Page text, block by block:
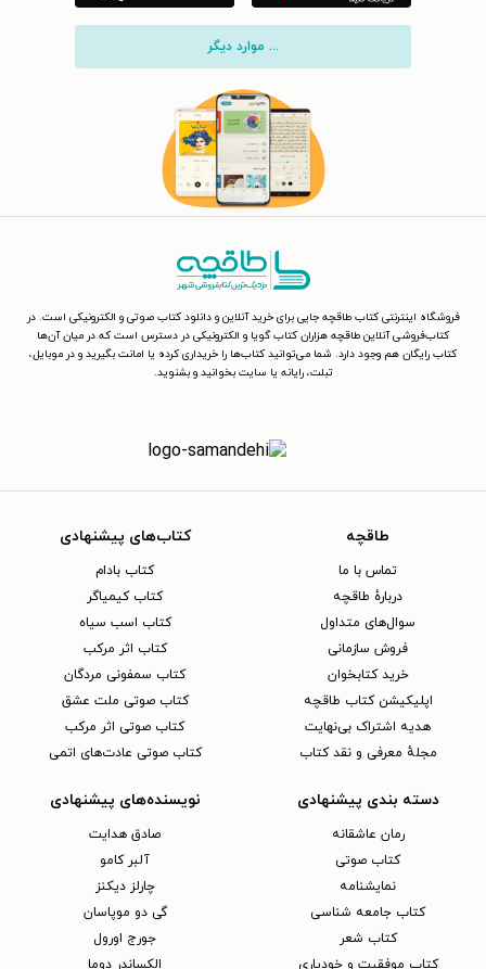
... موارد دیگر
فروشگاه اینترنتی کتاب طاقچه جایی برای خرید آنلاین و دانلود کتاب صوتی و الکترونیکی است. در
کتاب‌فروشی آنلاین طاقچه هزاران کتاب گویا و الکترونیکی در دسترس است که در میان آن‌ها
کتاب رایگان هم وجود دارد. شما می‌توانید کتاب‌ها را خریداری کرده یا امانت بگیرید و در موبایل،
تبلت، رایانه یا سایت بخوانید و بشنوید.
طاقچه
تماس با ما
دربارهٔ طاقچه
سوال‌های متداول
فروش سازمانی
خرید کتابخوان
اپلیکیشن کتاب طاقچه
هدیه اشتراک بی‌نهایت
مجلهٔ معرفی و نقد کتاب
کتاب‌های پیشنهادی
کتاب بادام
کتاب کیمیاگر
کتاب اسب سیاه
کتاب اثر مرکب
کتاب سمفونی مردگان
کتاب صوتی ملت عشق
کتاب صوتی اثر مرکب
کتاب صوتی عادت‌های اتمی
دسته بندی پیشنهادی
رمان عاشقانه
کتاب‌ صوتی
نمایشنامه
کتاب جامعه شناسی
کتاب شعر
کتاب موفقیت و خودیاری
نویسنده‌های پیشنهادی
صادق هدایت
آلبر کامو
چارلز دیکنز
گی دو موپاسان
جورج اورول
الکساندر دوما